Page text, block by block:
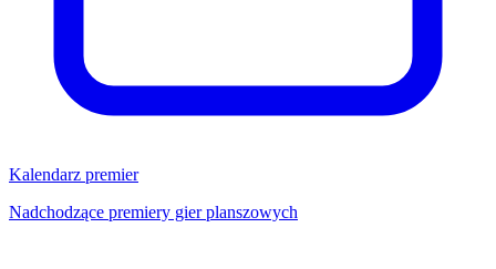
Kalendarz premier
Nadchodzące premiery gier planszowych